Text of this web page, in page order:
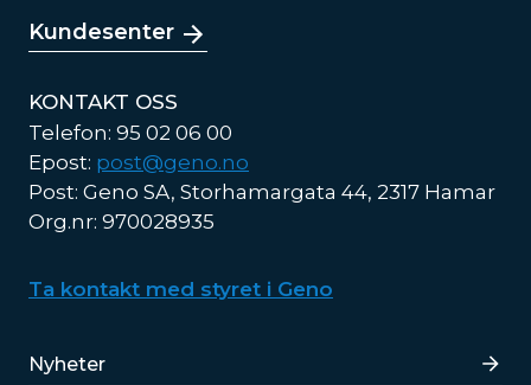
Kundesenter
KONTAKT OSS
Telefon: 95 02 06 00
Epost: post@geno.no
Post: Geno SA, Storhamargata 44, 2317 Hamar
Org.nr: 970028935
Ta kontakt med styret i Geno
Lenker
Nyheter